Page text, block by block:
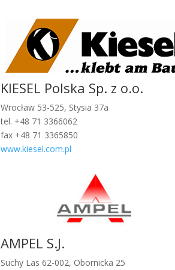
KIESEL Polska Sp. z o.o.
Wrocław 53-525, Stysia 37a
tel. +48 71 3366062
fax +48 71 3365850
www.kiesel.com.pl
AMPEL S.J.
Suchy Las 62-002, Obornicka 25